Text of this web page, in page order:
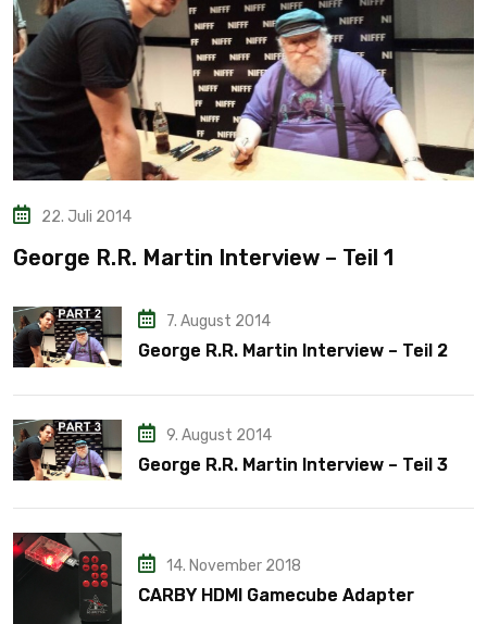
22. Juli 2014
George R.R. Martin Interview – Teil 1
7. August 2014
George R.R. Martin Interview – Teil 2
9. August 2014
George R.R. Martin Interview – Teil 3
14. November 2018
CARBY HDMI Gamecube Adapter